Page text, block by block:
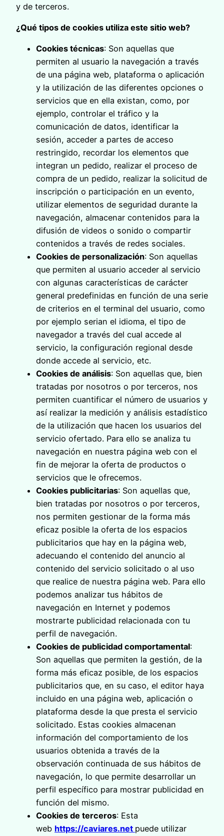
y de terceros.
¿Qué tipos de cookies utiliza este sitio web?
Cookies técnicas: Son aquellas que
permiten al usuario la navegación a través
de una página web, plataforma o aplicación
y la utilización de las diferentes opciones o
servicios que en ella existan, como, por
ejemplo, controlar el tráfico y la
comunicación de datos, identificar la
sesión, acceder a partes de acceso
restringido, recordar los elementos que
integran un pedido, realizar el proceso de
compra de un pedido, realizar la solicitud de
inscripción o participación en un evento,
utilizar elementos de seguridad durante la
navegación, almacenar contenidos para la
difusión de videos o sonido o compartir
contenidos a través de redes sociales.
Cookies de personalización: Son aquellas
que permiten al usuario acceder al servicio
con algunas características de carácter
general predefinidas en función de una serie
de criterios en el terminal del usuario, como
por ejemplo serian el idioma, el tipo de
navegador a través del cual accede al
servicio, la configuración regional desde
donde accede al servicio, etc.
Cookies de análisis: Son aquellas que, bien
tratadas por nosotros o por terceros, nos
permiten cuantificar el número de usuarios y
así realizar la medición y análisis estadístico
de la utilización que hacen los usuarios del
servicio ofertado. Para ello se analiza tu
navegación en nuestra página web con el
fin de mejorar la oferta de productos o
servicios que le ofrecemos.
Cookies publicitarias: Son aquellas que,
bien tratadas por nosotros o por terceros,
nos permiten gestionar de la forma más
eficaz posible la oferta de los espacios
publicitarios que hay en la página web,
adecuando el contenido del anuncio al
contenido del servicio solicitado o al uso
que realice de nuestra página web. Para ello
podemos analizar tus hábitos de
navegación en Internet y podemos
mostrarte publicidad relacionada con tu
perfil de navegación.
Cookies de publicidad comportamental:
Son aquellas que permiten la gestión, de la
forma más eficaz posible, de los espacios
publicitarios que, en su caso, el editor haya
incluido en una página web, aplicación o
plataforma desde la que presta el servicio
solicitado. Estas cookies almacenan
información del comportamiento de los
usuarios obtenida a través de la
observación continuada de sus hábitos de
navegación, lo que permite desarrollar un
perfil específico para mostrar publicidad en
función del mismo.
Cookies de terceros: Esta
web https://caviares.net puede utilizar